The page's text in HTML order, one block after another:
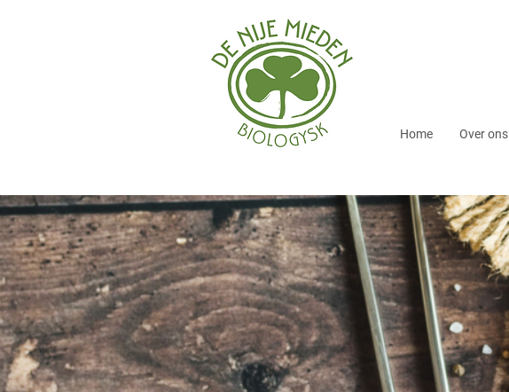
Home Over ons